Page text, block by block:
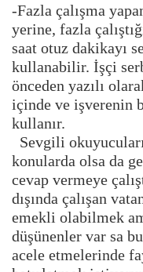
-Fazla çalışma
yerine, fazla
saat otuz dakikayı
kullanabilir. İşçi
önceden yazılı
içinde ve işverenin
kullanır.
Sevgili
konularda olsa da
cevap vermeye
dışında çalışan
emekli olabilmek
düşünenler var sa
acele etmelerinde